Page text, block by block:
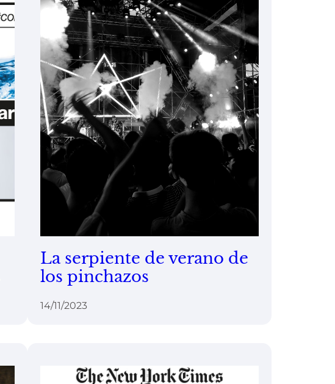
La serpiente de verano de
los pinchazos
14/11/2023